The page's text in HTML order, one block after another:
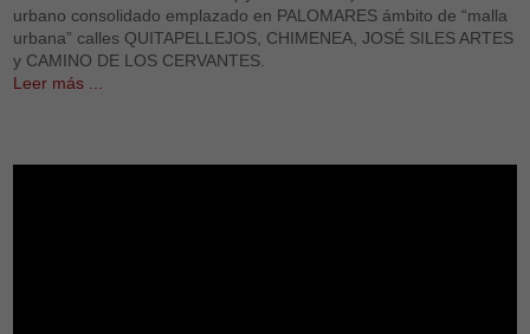
urbano consolidado emplazado en PALOMARES ámbito de “malla
urbana” calles QUITAPELLEJOS, CHIMENEA, JOSÉ SILES ARTES
y CAMINO DE LOS CERVANTES.
Leer más ...